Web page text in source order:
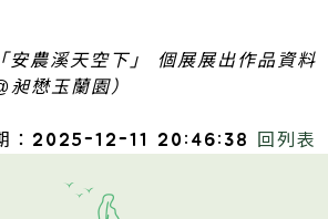
安農溪天空下」 個展展出作品資料
昶懋玉蘭園）
：2025-12-11 20:46:38 回列表